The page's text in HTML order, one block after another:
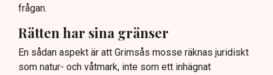
frågan.
Rätten har sina gränser
En sådan aspekt är att Grimsås mosse räknas juridiskt
som natur- och våtmark, inte som ett inhägnat